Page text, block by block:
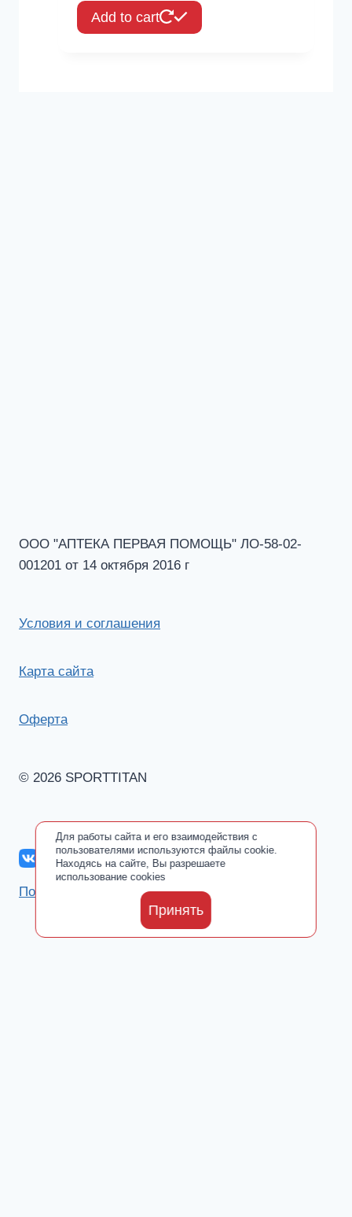
Add to cart
ООО "АПТЕКА ПЕРВАЯ ПОМОЩЬ" ЛО-58-02-
001201 от 14 октября 2016 г
Условия и соглашения
Карта сайта
Оферта
© 2026 SPORTTITAN
Политика обработки персональных данных
Для работы сайта и его взаимодействия с
пользователями используются файлы cookie.
Находясь на сайте, Вы разрешаете
использование cookies
Принять